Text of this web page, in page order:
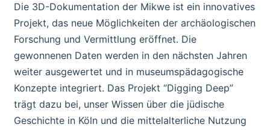
Die 3D-Dokumentation der Mikwe ist ein innovatives
Projekt, das neue Möglichkeiten der archäologischen
Forschung und Vermittlung eröffnet. Die
gewonnenen Daten werden in den nächsten Jahren
weiter ausgewertet und in museumspädagogische
Konzepte integriert. Das Projekt “Digging Deep”
trägt dazu bei, unser Wissen über die jüdische
Geschichte in Köln und die mittelalterliche Nutzung